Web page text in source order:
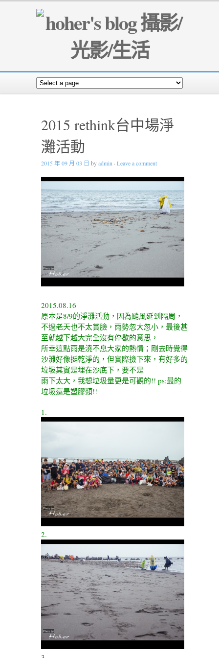
2015 rethink台中場淨
灘活動
2015 年 09 月 03 日 byadmin · Leave a comment
2015.08.16
原本是8/9的淨灘活動，因為颱風延到隔周，
不過老天也不太賞臉，雨勢忽大忽小，最後甚
至就越下越大完全沒有停歇的意思，
所幸這點雨是澆不息大家的熱情；剛去時覺得
沙灘好像挺乾淨的，但實際撿下來，有好多的
垃圾其實是埋在沙底下，要不是
雨下太大，我想垃圾量更是可觀的!! ps:最的
垃圾還是塑膠類!!
1.
2.